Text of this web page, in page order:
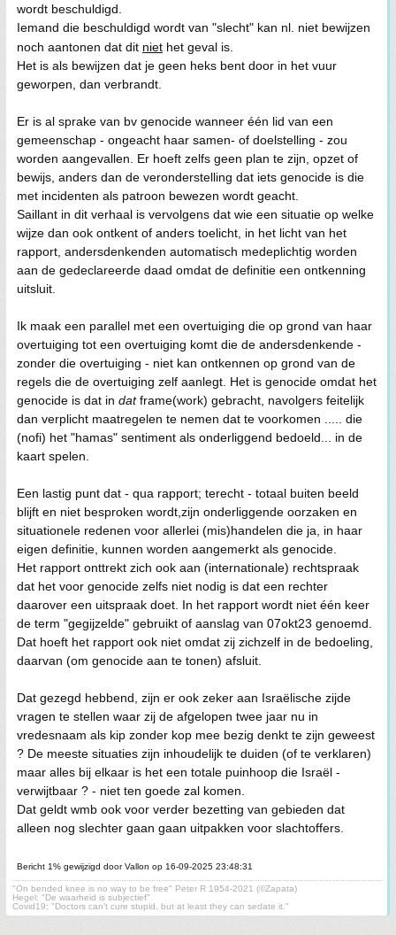
wordt beschuldigd.
Iemand die beschuldigd wordt van "slecht" kan nl. niet bewijzen
noch aantonen dat dit niet het geval is.
Het is als bewijzen dat je geen heks bent door in het vuur
geworpen, dan verbrandt.
Er is al sprake van bv genocide wanneer één lid van een
gemeenschap - ongeacht haar samen- of doelstelling - zou
worden aangevallen. Er hoeft zelfs geen plan te zijn, opzet of
bewijs, anders dan de veronderstelling dat iets genocide is die
met incidenten als patroon bewezen wordt geacht.
Saillant in dit verhaal is vervolgens dat wie een situatie op welke
wijze dan ook ontkent of anders toelicht, in het licht van het
rapport, andersdenkenden automatisch medeplichtig worden
aan de gedeclareerde daad omdat de definitie een ontkenning
uitsluit.
Ik maak een parallel met een overtuiging die op grond van haar
overtuiging tot een overtuiging komt die de andersdenkende -
zonder die overtuiging - niet kan ontkennen op grond van de
regels die de overtuiging zelf aanlegt. Het is genocide omdat het
genocide is dat in datframe(work) gebracht, navolgers feitelijk
dan verplicht maatregelen te nemen dat te voorkomen ..... die
(nofi) het "hamas" sentiment als onderliggend bedoeld... in de
kaart spelen.
Een lastig punt dat - qua rapport; terecht - totaal buiten beeld
blijft en niet besproken wordt,zijn onderliggende oorzaken en
situationele redenen voor allerlei (mis)handelen die ja, in haar
eigen definitie, kunnen worden aangemerkt als genocide.
Het rapport onttrekt zich ook aan (internationale) rechtspraak
dat het voor genocide zelfs niet nodig is dat een rechter
daarover een uitspraak doet. In het rapport wordt niet één keer
de term "gegijzelde" gebruikt of aanslag van 07okt23 genoemd.
Dat hoeft het rapport ook niet omdat zij zichzelf in de bedoeling,
daarvan (om genocide aan te tonen) afsluit.
Dat gezegd hebbend, zijn er ook zeker aan Israëlische zijde
vragen te stellen waar zij de afgelopen twee jaar nu in
vredesnaam als kip zonder kop mee bezig denkt te zijn geweest
? De meeste situaties zijn inhoudelijk te duiden (of te verklaren)
maar alles bij elkaar is het een totale puinhoop die Israël -
verwijtbaar ? - niet ten goede zal komen.
Dat geldt wmb ook voor verder bezetting van gebieden dat
alleen nog slechter gaan gaan uitpakken voor slachtoffers.
Bericht 1% gewijzigd door Vallon op 16-09-2025 23:48:31
"On bended knee is no way to be free" Peter R 1954-2021 (©Zapata)
Hegel: "De waarheid is subjectief"
Covid19: "Doctors can’t cure stupid, but at least they can sedate it."